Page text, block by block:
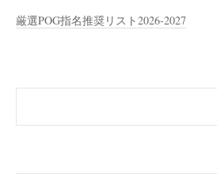
厳選POG指名推奨リスト2026-2027